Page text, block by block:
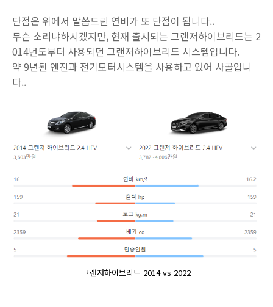
단점은 위에서 말씀드린 연비가 또 단점이 됩니다..
무슨 소리냐하시겠지만, 현재 출시되는 그랜저하이브리드는 2
014년도부터 사용되던 그랜저하이브리드 시스템입니다.
약 9년된 엔진과 전기모터시스템을 사용하고 있어 사골입니
다..
그랜저하이브리드 2014 vs 2022